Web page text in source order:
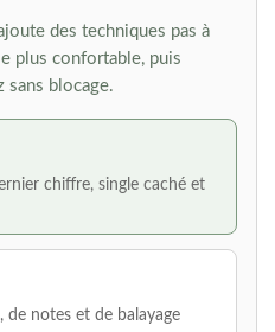
des techniques pas à
plus confortable, puis
sans blocage.
chiffre, single caché et
de notes et de balayage